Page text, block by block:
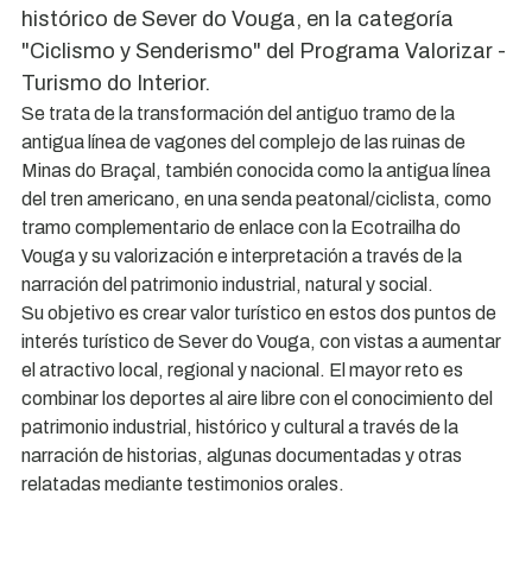
histórico de Sever do Vouga, en la categoría
"Ciclismo y Senderismo" del Programa Valorizar -
Turismo do Interior.
Se trata de la transformación del antiguo tramo de la
antigua línea de vagones del complejo de las ruinas de
Minas do Braçal, también conocida como la antigua línea
del tren americano, en una senda peatonal/ciclista, como
tramo complementario de enlace con la Ecotrailha do
Vouga y su valorización e interpretación a través de la
narración del patrimonio industrial, natural y social.
Su objetivo es crear valor turístico en estos dos puntos de
interés turístico de Sever do Vouga, con vistas a aumentar
el atractivo local, regional y nacional. El mayor reto es
combinar los deportes al aire libre con el conocimiento del
patrimonio industrial, histórico y cultural a través de la
narración de historias, algunas documentadas y otras
relatadas mediante testimonios orales.